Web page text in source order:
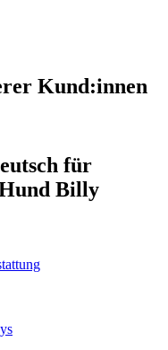
Kund:innen
für
Billy